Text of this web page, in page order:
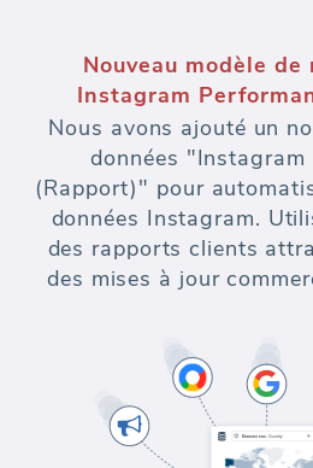
Nouveau modèle
Instagram
Nous avons ajouté un
données "Instagram
(Rapport)" pour
données Instagram.
des rapports clients
des mises à jour